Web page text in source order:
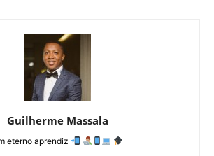
Guilherme Massala
eterno aprendiz